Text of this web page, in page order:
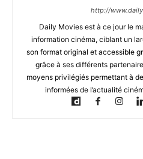
http://
Daily Movies est à ce jour le
information cinéma, ciblant un
son format original et accessible
grâce à ses différents
moyens privilégiés permettant à
informées de l’actualité